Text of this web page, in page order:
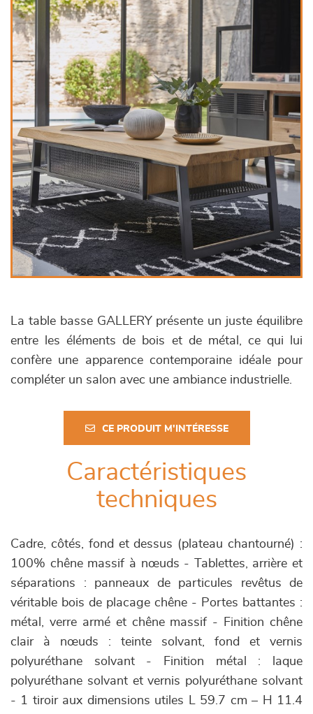
décoration
La table basse GALLERY présente un juste équilibre
entre les éléments de bois et de métal, ce qui lui
confère une apparence contemporaine idéale pour
compléter un salon avec une ambiance industrielle.
CE PRODUIT M'INTÉRESSE
Caractéristiques
techniques
Cadre, côtés, fond et dessus (plateau chantourné) :
100% chêne massif à nœuds - Tablettes, arrière et
séparations : panneaux de particules revêtus de
véritable bois de placage chêne - Portes battantes :
métal, verre armé et chêne massif - Finition chêne
clair à nœuds : teinte solvant, fond et vernis
polyuréthane solvant - Finition métal : laque
polyuréthane solvant et vernis polyuréthane solvant
- 1 tiroir aux dimensions utiles L 59.7 cm – H 11.4